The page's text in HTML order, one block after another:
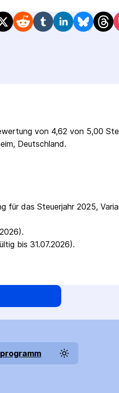
von 4,62 von 5,00
Deutschland.
für das Steuerjahr 2025,
bis 31.07.2026).